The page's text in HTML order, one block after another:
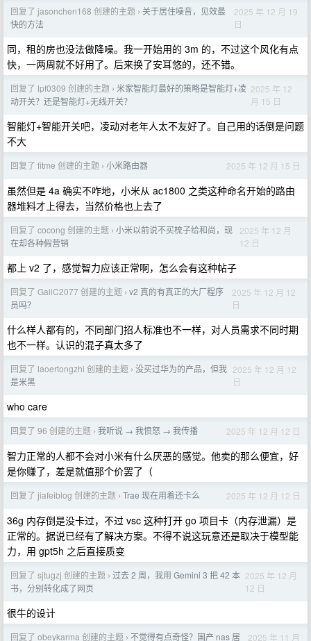
回复了 jasonchen168 创建的主题 › 关于居住噪音，见效最
快的方法
2025 年 12 月 19
日
同，租的房也没法做降噪。我一开始用的 3m 的，不过这个风化有点
快，一两周就不好用了。后来换了安耳悠的，还不错。
回复了 lpf0309 创建的主题 › 米家智能灯最好的策略是智能灯+凌
动开关？还是智能灯+无线开关？
2025 年 12
月 15 日
智能灯+智能开关吧，凌动对老年人太不友好了。自己用的话倒是问题
不大
回复了 fitme 创建的主题 › 小米路由器 2025 年 12 月 15 日
虽然但是 4a 确实不咋地，小米从 ac1800 之类这种命名开始的路由
器堆料才上得去，当然价格也上去了
回复了 cocong 创建的主题 › 小米以前说不买梳子给和尚，现
在却各种假营销
2025 年 12 月
12 日
都上 v2 了，感觉智力应该正常啊，怎么会有这种帖子
回复了 GaliC2077 创建的主题 › v2 真的有真正的大厂程序
员吗？
2025 年 12 月 12
日
什么样人都有的，不同部门招人标准也不一样，对人员需求不同时期
也不一样。认识的混子真太多了
回复了 laoertongzhi 创建的主题 › 没买过华为的产品，但我
是米黑
2025 年 12 月 12
日
who care
回复了 96 创建的主题 › 我听说 → 我愤怒 → 我传播 2025 年 12 月 12 日
智力正常的人都不会对小米有什么厌恶的感觉。他卖的那么便宜，好
是你赚了，差是就值那个价罢了（
回复了 jiafeiblog 创建的主题 › Trae 现在用着还卡么 2025 年 12 月 12 日
36g 内存倒是没卡过，不过 vsc 这种打开 go 项目卡（内存泄漏）是
正常的。据说已经有了解决方案。不得不说这玩意还是取决于模型能
力，用 gpt5h 之后直接质变
回复了 sjtugzj 创建的主题 › 过去 2 周，我用 Gemini 3 把 42 本
书，分别转化成了网页
2025 年 12 月
12 日
很牛的设计
回复了 obeykarma 创建的主题 › 不觉得有点奇怪？国产 nas 居 2025 年 11 月